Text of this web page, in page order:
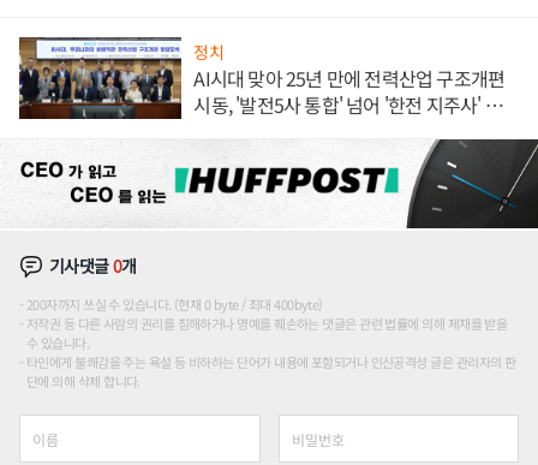
정치
AI시대 맞아 25년 만에 전력산업 구조개편
시동, '발전5사 통합' 넘어 '한전 지주사' 재편
기사댓글0개
200자까지 쓰실 수 있습니다. (현재 0 byte / 최대 400byte)
저작권 등 다른 사람의 권리를 침해하거나 명예를 훼손하는 댓글은 관련 법률에 의해 제재를 받을
수 있습니다.
타인에게 불쾌감을 주는 욕설 등 비하하는 단어가 내용에 포함되거나 인신공격성 글은 관리자의 판
단에 의해 삭제 합니다.